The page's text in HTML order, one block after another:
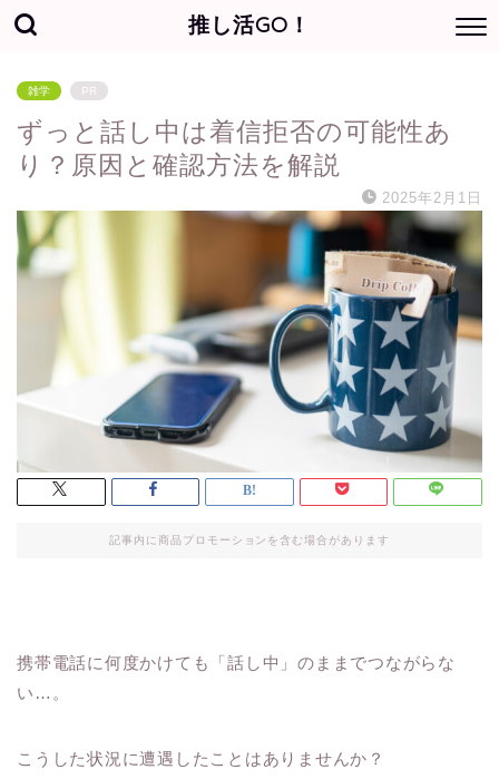
推し活GO！
雑学 PR
ずっと話し中は着信拒否の可能性あ
り？原因と確認方法を解説
2025年2月1日
記事内に商品プロモーションを含む場合があります
携帯電話に何度かけても「話し中」のままでつながらな
い…。
こうした状況に遭遇したことはありませんか？